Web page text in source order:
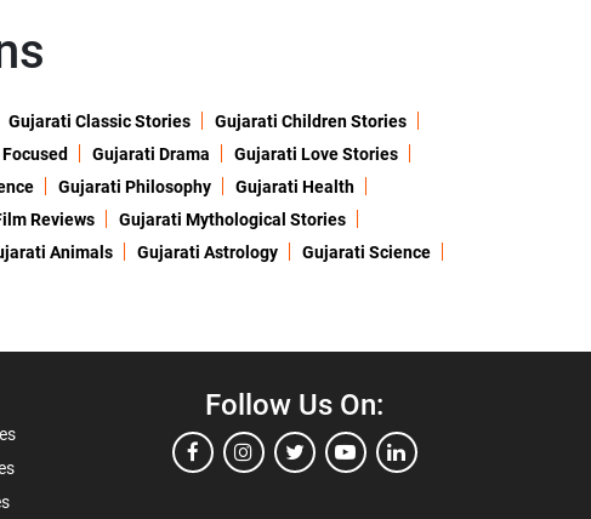
Gujarati Classic Stories
Gujarati Children Stories
Gujarati Drama
Gujarati Love Stories
Gujarati Philosophy
Gujarati Health
Reviews
Gujarati Mythological Stories
Animals Gujarati Astrology
Gujarati Science
Follow Us On: